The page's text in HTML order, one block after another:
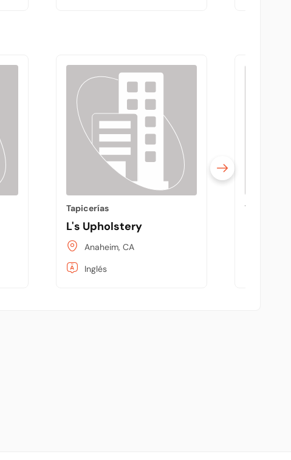
Tapicerías
L's Upholstery
Anaheim, CA
Inglés
Tapicerías